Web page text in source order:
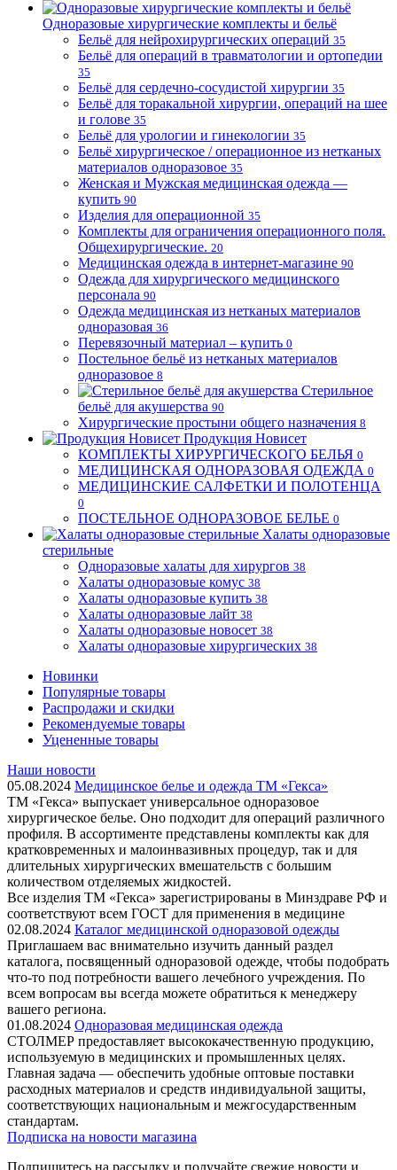
Одноразовые хирургические комплекты и бельё
Бельё для нейрохирургических операций 35
Бельё для операций в травматологии и ортопедии
35
Бельё для сердечно-сосудистой хирургии 35
Бельё для торакальной хирургии, операций на шее
и голове 35
Бельё для урологии и гинекологии 35
Бельё хирургическое / операционное из нетканых
материалов одноразовое 35
Женская и Мужская медицинская одежда —
купить 90
Изделия для операционной 35
Комплекты для ограничения операционного поля.
Общехирургические. 20
Медицинская одежда в интернет-магазине 90
Одежда для хирургического медицинского
персонала 90
Одежда медицинская из нетканых материалов
одноразовая 36
Перевязочный материал – купить 0
Постельное бельё из нетканых материалов
одноразовое 8
Стерильное
бельё для акушерства 90
Хирургические простыни общего назначения 8
Продукция Новисет
КОМПЛЕКТЫ ХИРУРГИЧЕСКОГО БЕЛЬЯ 0
МЕДИЦИНСКАЯ ОДНОРАЗОВАЯ ОДЕЖДА 0
МЕДИЦИНСКИЕ САЛФЕТКИ И ПОЛОТЕНЦА
0
ПОСТЕЛЬНОЕ ОДНОРАЗОВОЕ БЕЛЬЕ 0
Халаты одноразовые
стерильные
Одноразовые халаты для хирургов 38
Халаты одноразовые комус 38
Халаты одноразовые купить 38
Халаты одноразовые лайт 38
Халаты одноразовые новосет 38
Халаты одноразовые хирургических 38
Новинки
Популярные товары
Распродажи и скидки
Рекомендуемые товары
Уцененные товары
Наши новости
05.08.2024 Медицинское белье и одежда ТМ «Гекса»
ТМ «Гекса» выпускает универсальное одноразовое
хирургическое белье. Оно подходит для операций различного
профиля. В ассортименте представлены комплекты как для
кратковременных и малоинвазивных процедур, так и для
длительных хирургических вмешательств с большим
количеством отделяемых жидкостей.
Все изделия ТМ «Гекса» зарегистрированы в Минздраве РФ и
соответствуют всем ГОСТ для применения в медицине
02.08.2024 Каталог медицинской одноразовой одежды
Приглашаем вас внимательно изучить данный раздел
каталога, посвященный одноразовой одежде, чтобы подобрать
что-то под потребности вашего лечебного учреждения. По
всем вопросам вы всегда можете обратиться к менеджеру
вашего региона.
01.08.2024 Одноразовая медицинская одежда
СТОЛМЕР предоставляет высококачественную продукцию,
используемую в медицинских и промышленных целях.
Главная задача — обеспечить удобные оптовые поставки
расходных материалов и средств индивидуальной защиты,
соответствующих национальным и межгосударственным
стандартам.
Подписка на новости магазина
Подпишитесь на рассылку и получайте свежие новости и